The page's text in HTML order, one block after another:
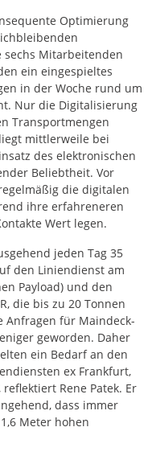
Optimierung
sechs Mitarbeitenden
ein eingespieltes
in der Woche rund um
Nur die Digitalisierung
Transportmengen
mittlerweile bei
des elektronischen
Beliebtheit. Vor
die digitalen
ihre erfahreneren
Wert legen.
jeden Tag 35
den Liniendienst am
Payload) und den
die bis zu 20 Tonnen
Anfragen für Maindeck-
geworden. Daher
ein Bedarf an den
ex Frankfurt,
Rene Patek. Er
dass immer
Meter hohen